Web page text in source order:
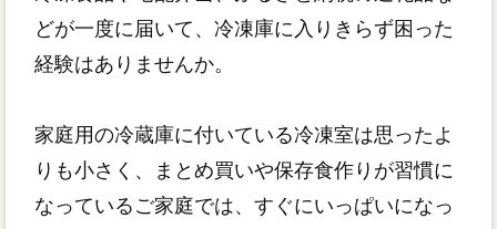
どが一度に届いて、冷凍庫に入りきらず困った
経験はありませんか。
家庭用の冷蔵庫に付いている冷凍室は思ったよ
りも小さく、まとめ買いや保存食作りが習慣に
なっているご家庭では、すぐにいっぱいになっ